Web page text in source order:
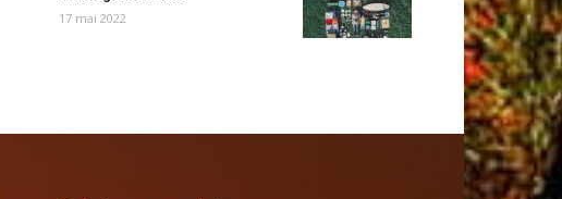
17 mai 2022